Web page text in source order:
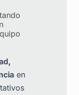
en